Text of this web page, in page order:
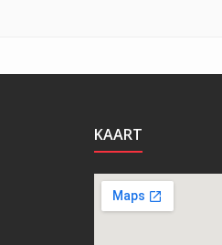
KAART